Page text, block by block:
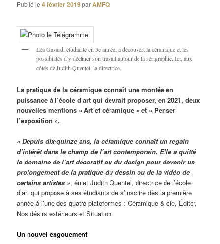
Publié le4 février 2019parAMFQ
Léa Gavard, étudiante en 3e année, a découvert la céramique et les
possibilités d’y décliner son travail autour de la sérigraphie. Ici, aux
côtés de Judith Quentel, la directrice.
La pratique de la céramique connaît une montée en
puissance à l’école d’art qui devrait proposer, en 2021, deux
nouvelles mentions « Art et céramique » et « Penser
l’exposition ».
« Depuis dix-quinze ans, la céramique connaît un regain
d’intérêt dans le champ de l’art contemporain. Elle a quitté
le domaine de l’art décoratif ou du design pour devenir un
prolongement de la pratique du dessin ou de la vidéo de
certains artistes », émet Judith Quentel, directrice de l’école
d’art qui propose à ses étudiants de s’inscrire dès la première
année à l’une des quatre plateformes : Céramique & cie, Éditer,
Nos désirs extérieurs et Situation.
Un nouvel engouement